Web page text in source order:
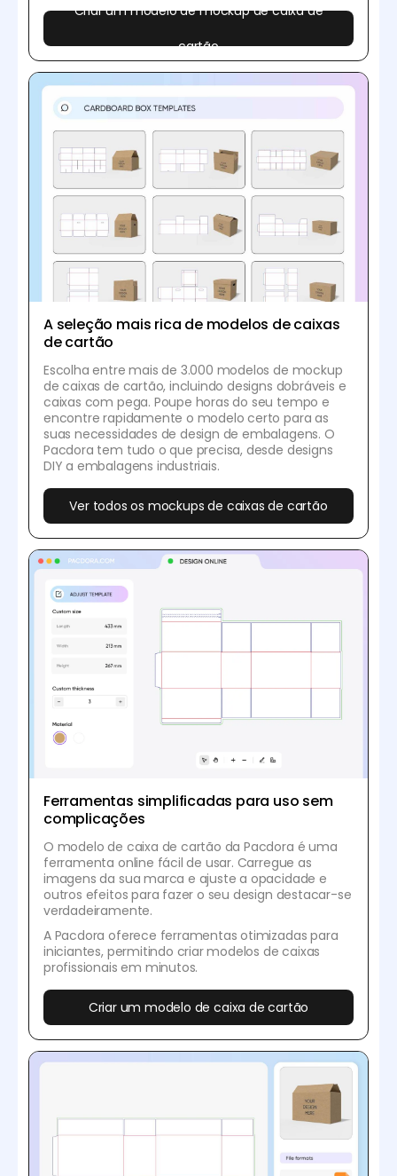
Criar um modelo de mockup de caixa de
cartão
A seleção mais rica de modelos de caixas
de cartão
Escolha entre mais de 3.000 modelos de mockup
de caixas de cartão, incluindo designs dobráveis e
caixas com pega. Poupe horas do seu tempo e
encontre rapidamente o modelo certo para as
suas necessidades de design de embalagens. O
Pacdora tem tudo o que precisa, desde designs
DIY a embalagens industriais.
Ver todos os mockups de caixas de cartão
Ferramentas simplificadas para uso sem
complicações
O modelo de caixa de cartão da Pacdora é uma
ferramenta online fácil de usar. Carregue as
imagens da sua marca e ajuste a opacidade e
outros efeitos para fazer o seu design destacar-se
verdadeiramente.
A Pacdora oferece ferramentas otimizadas para
iniciantes, permitindo criar modelos de caixas
profissionais em minutos.
Criar um modelo de caixa de cartão